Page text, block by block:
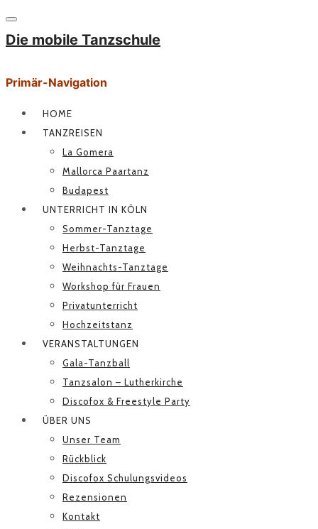
Die mobile Tanzschule
Primär-Navigation
HOME
TANZREISEN
La Gomera
Mallorca Paartanz
Budapest
UNTERRICHT IN KÖLN
Sommer-Tanztage
Herbst-Tanztage
Weihnachts-Tanztage
Workshop für Frauen
Privatunterricht
Hochzeitstanz
VERANSTALTUNGEN
Gala-Tanzball
Tanzsalon – Lutherkirche
Discofox & Freestyle Party
ÜBER UNS
Unser Team
Rückblick
Discofox Schulungsvideos
Rezensionen
Kontakt